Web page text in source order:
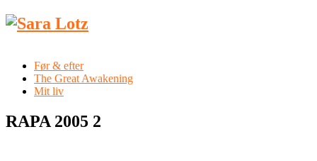
Før & efter
The Great Awakening
Mit liv
RAPA 2005 2